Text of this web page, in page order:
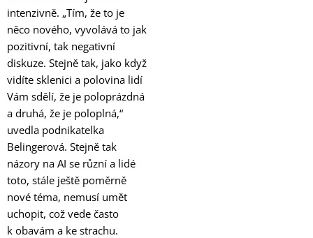
intenzivně. „Tím, že to je
něco nového, vyvolává to jak
pozitivní, tak negativní
diskuze. Stejně tak, jako když
vidíte sklenici a polovina lidí
Vám sdělí, že je poloprázdná
a druhá, že je poloplná,“
uvedla podnikatelka
Belingerová. Stejně tak
názory na AI se různí a lidé
toto, stále ještě poměrně
nové téma, nemusí umět
uchopit, což vede často
k obavám a ke strachu.